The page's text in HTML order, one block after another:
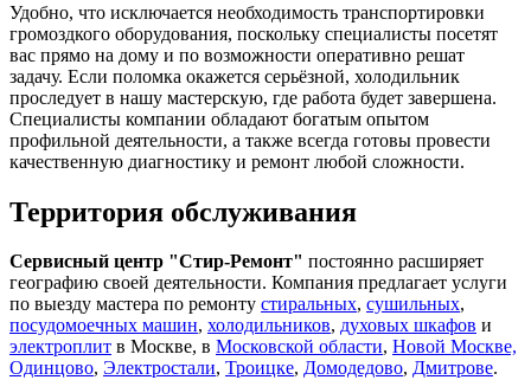
Удобно, что исключается необходимость транспортировки
громоздкого оборудования, поскольку специалисты посетят
вас прямо на дому и по возможности оперативно решат
задачу. Если поломка окажется серьёзной, холодильник
проследует в нашу мастерскую, где работа будет завершена.
Специалисты компании обладают богатым опытом
профильной деятельности, а также всегда готовы провести
качественную диагностику и ремонт любой сложности.
Территория обслуживания
Сервисный центр "Стир-Ремонт" постоянно расширяет
географию своей деятельности. Компания предлагает услуги
по выезду мастера по ремонту стиральных, сушильных,
посудомоечных машин, холодильников, духовых шкафов и
электроплит в Москве, в Московской области, Новой Москве,
Одинцово, Электростали, Троицке, Домодедово, Дмитрове.